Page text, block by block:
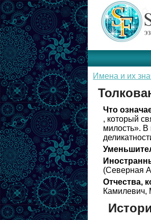
Имена и их
Что
, который
милость». В
(Северная
Отчества,
Камилевич,